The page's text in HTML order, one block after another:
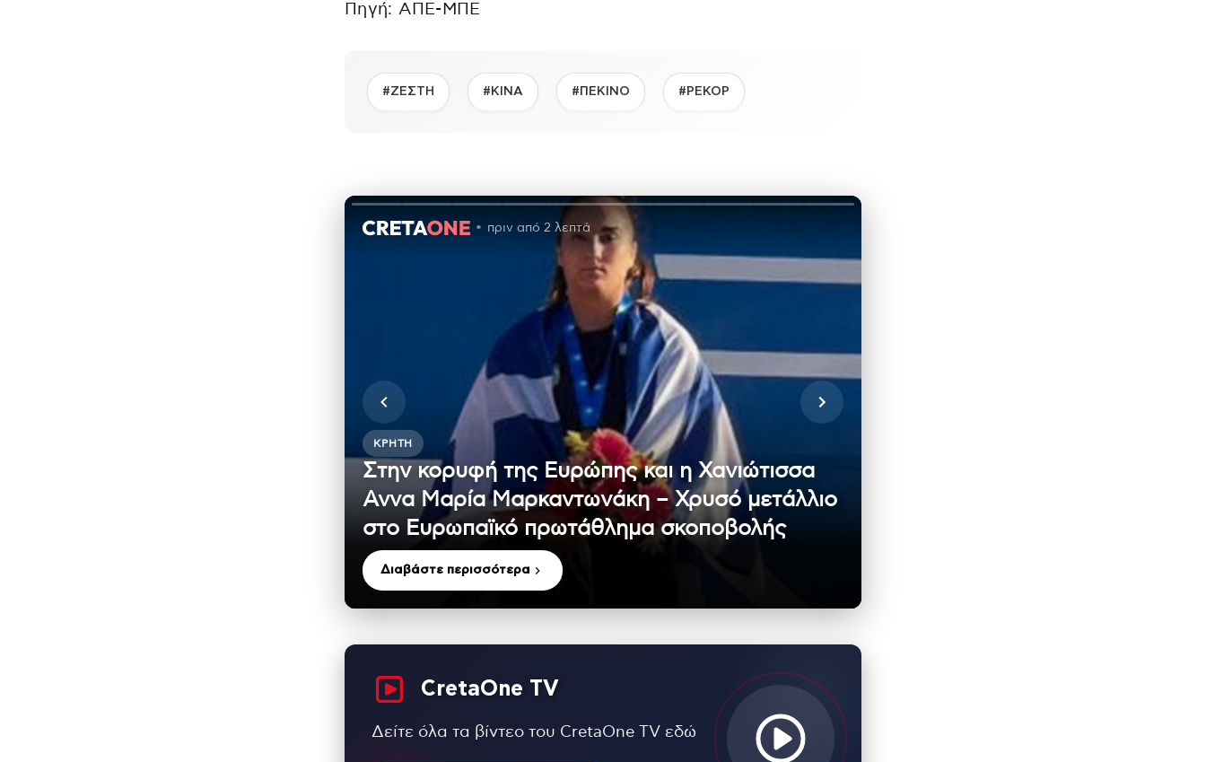
Πηγή: ΑΠΕ-ΜΠΕ
#ΖΕΣΤΗ #ΚΙΝΑ #ΠΕΚΙΝΟ #ΡΕΚΟΡ
πριν από 2 λεπτά
ΚΡΉΤΗ
Στην κορυφή της Ευρώπης και η Χανιώτισσα
Αννα Μαρία Μαρκαντωνάκη – Χρυσό μετάλλιο
στο Ευρωπαϊκό πρωτάθλημα σκοποβολής
Διαβάστε περισσότερα
CretaOne TV
Δείτε όλα τα βίντεο του CretaOne TV εδώ